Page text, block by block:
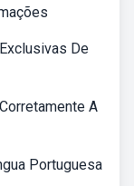
De
A
Portuguesa